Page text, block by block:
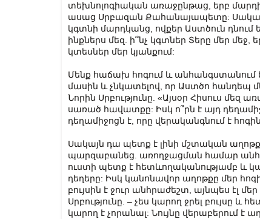
տեխնոլոգիական առաջընթաց, երբ
ասաց Սրբազան Քահանայապետը:
կգտնի մարդկանց, ովքեր Աստծուն դնում
ինքներս մեզ. ի՞նչ կգտներ Տերը մեր
կտեսներ մեր կյանքում:
Մենք հաճախ հոգում և անհանգստանում
մասին և չնկատելով, որ Աստծո հանդեպ
Նորին Սրբությունը. «Այսօր Հիսուս մեզ
սառած հավատքը: Իսկ ո՞րն է այդ
դեղամիջոցն է, որը վերականգնում է
Սակայն դա պետք է լինի մշտական
պարզաբանեց. առողջացման համար
ուստի պետք է հետևողականությամբ և
դեղերը: Իսկ կանոնավոր աղոթքը մեր
բույսին է ջուր անհրաժեշտ, այնպես էլ
Սրբությունը. – չես կարող ջրել բույսը
կարող է չորանալ: Նույնը վերաբերում